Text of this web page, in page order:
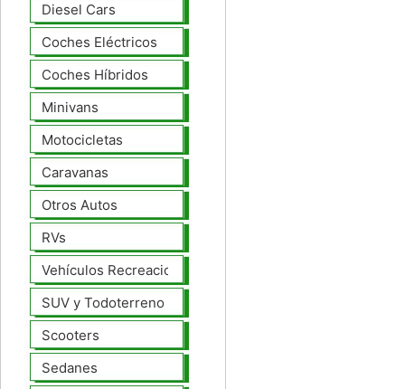
Diesel Cars
Coches Eléctricos
Coches Híbridos
Minivans
Motocicletas
Caravanas
Otros Autos
RVs
Vehículos Recreacionales
SUV y Todoterreno
Scooters
Sedanes